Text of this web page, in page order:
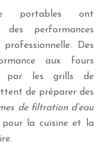
portables ont
des performances
Des
aux fours
par les grills de
de préparer des
de filtration d’eau
la cuisine et la